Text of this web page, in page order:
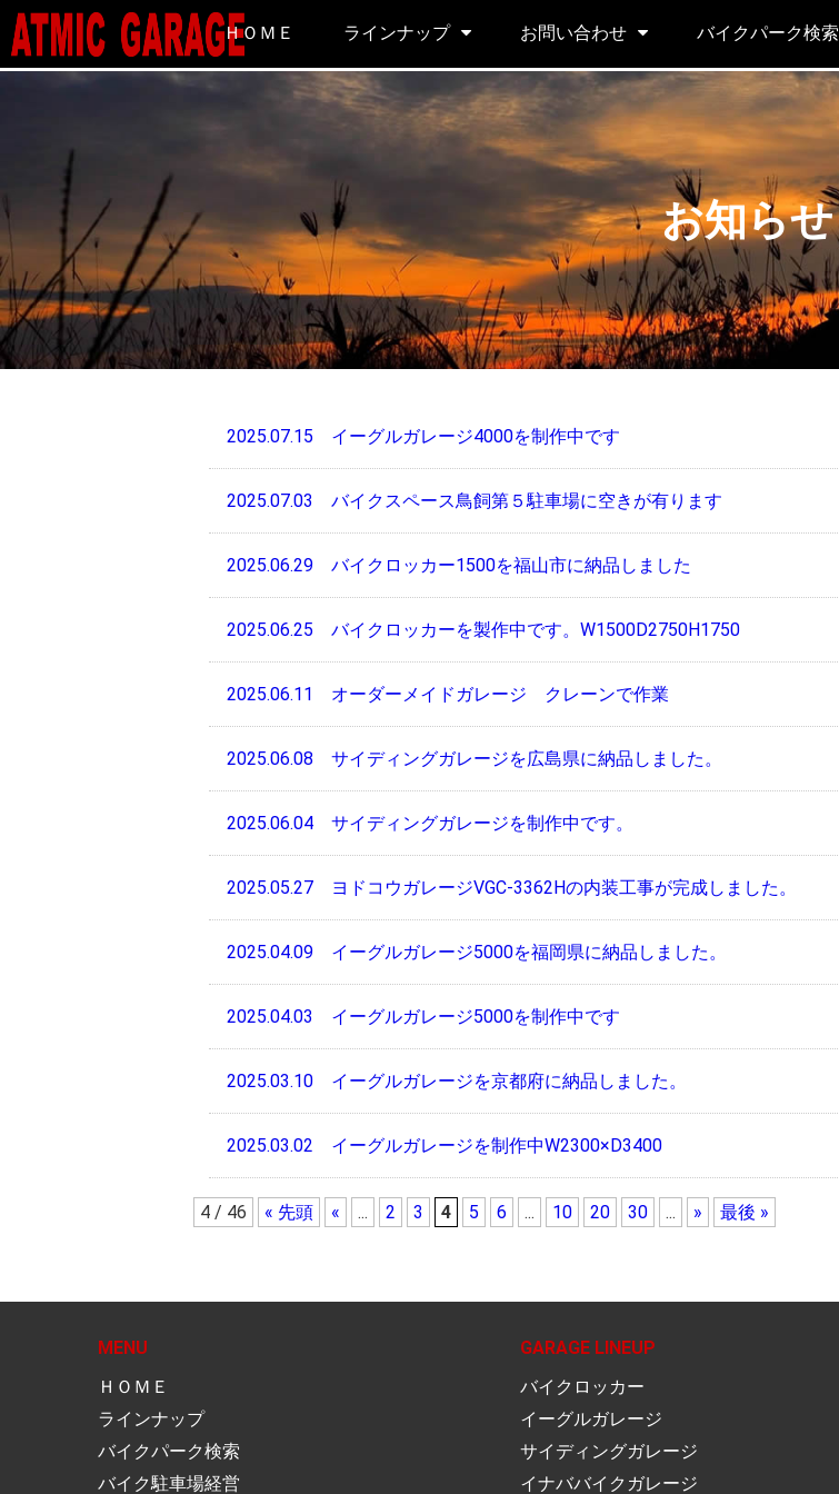
ＨＯＭＥ ラインナップ お問い合わせ バイクパーク検索
お知らせ
2025.07.15 イーグルガレージ4000を制作中です
2025.07.03 バイクスペース鳥飼第５駐車場に空きが有ります
2025.06.29 バイクロッカー1500を福山市に納品しました
2025.06.25 バイクロッカーを製作中です。W1500D2750H1750
2025.06.11 オーダーメイドガレージ クレーンで作業
2025.06.08 サイディングガレージを広島県に納品しました。
2025.06.04 サイディングガレージを制作中です。
2025.05.27 ヨドコウガレージVGC-3362Hの内装工事が完成しました。
2025.04.09 イーグルガレージ5000を福岡県に納品しました。
2025.04.03 イーグルガレージ5000を制作中です
2025.03.10 イーグルガレージを京都府に納品しました。
2025.03.02 イーグルガレージを制作中W2300×D3400
4 / 46 « 先頭 « ... 2 3 4 5 6 ... 10 20 30 ... » 最後 »
MENU
ＨＯＭＥ
ラインナップ
バイクパーク検索
バイク駐車場経営
GARAGE LINEUP
バイクロッカー
イーグルガレージ
サイディングガレージ
イナババイクガレージ